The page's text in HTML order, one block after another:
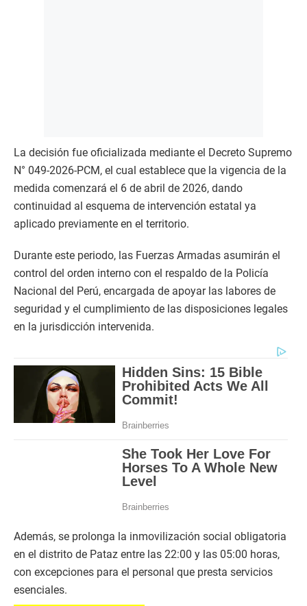
La decisión fue oficializada mediante el Decreto Supremo
N° 049-2026-PCM, el cual establece que la vigencia de la
medida comenzará el 6 de abril de 2026, dando
continuidad al esquema de intervención estatal ya
aplicado previamente en el territorio.
Durante este periodo, las Fuerzas Armadas asumirán el
control del orden interno con el respaldo de la Policía
Nacional del Perú, encargada de apoyar las labores de
seguridad y el cumplimiento de las disposiciones legales
en la jurisdicción intervenida.
Además, se prolonga la inmovilización social obligatoria
en el distrito de Pataz entre las 22:00 y las 05:00 horas,
con excepciones para el personal que presta servicios
esenciales.